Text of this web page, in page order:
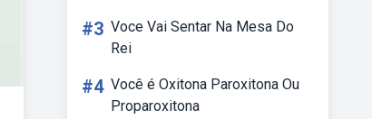
#3 Voce Vai Sentar Na Mesa Do
Rei
#4 Você é Oxitona Paroxitona Ou
Proparoxitona